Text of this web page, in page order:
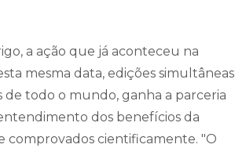
a ação que já aconteceu na
mesma data, edições simultâneas
de todo o mundo, ganha a parceria
dos benefícios da
comprovados cientificamente. "O